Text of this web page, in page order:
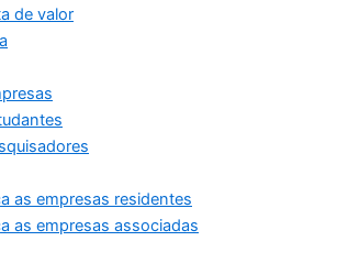
de valor
as empresas residentes
as empresas associadas